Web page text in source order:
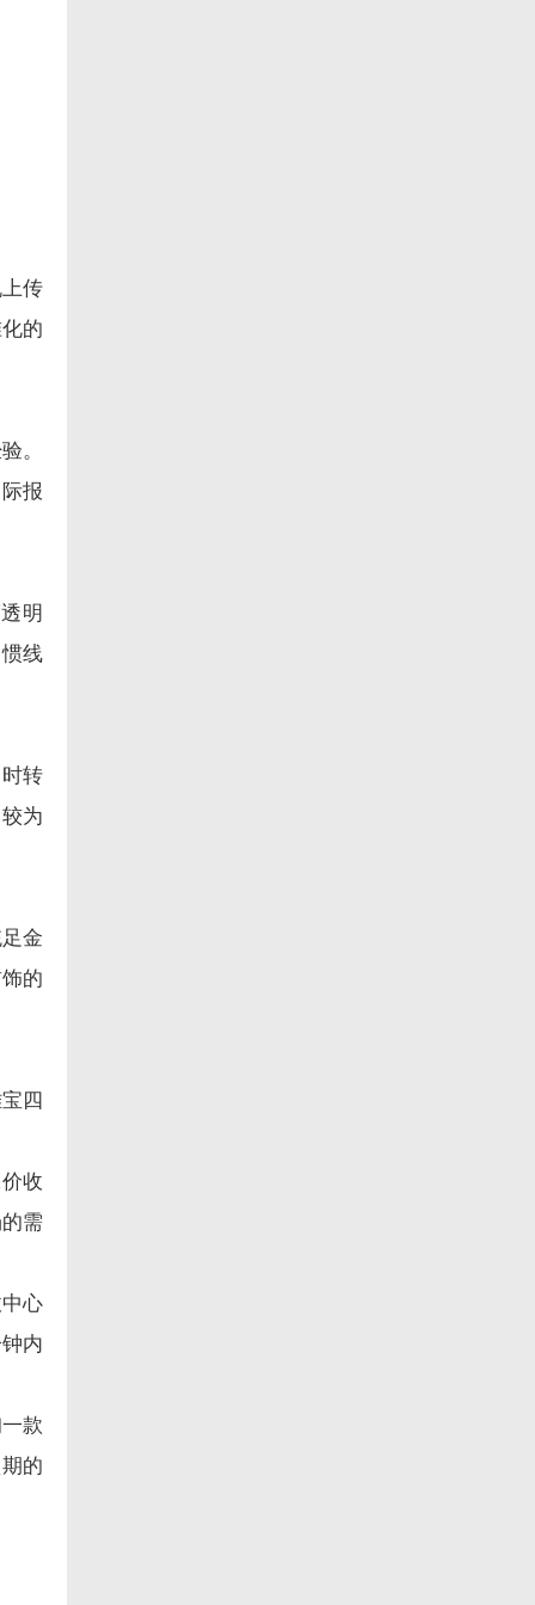
传
的
。
报
明
线
转
为
金
的
四
收
需
心
内
款
的